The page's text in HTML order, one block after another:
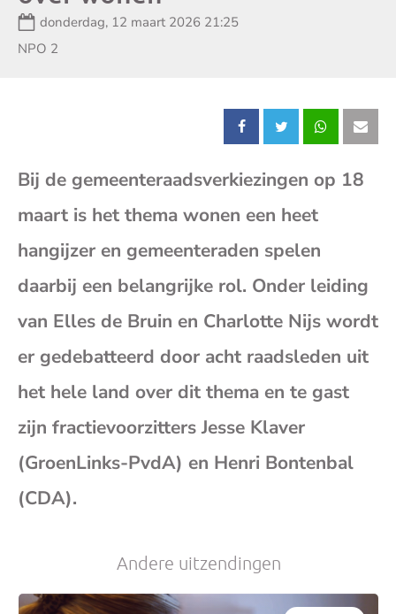
Datum:
donderdag, 12 maart 2026 21:25
Zender:
NPO 2
Deel
dit
op
Facebook
Deel
dit
op
X
Deel
dit
op op
E-
Bij de gemeenteraadsverkiezingen op 18
maart is het thema wonen een heet
hangijzer en gemeenteraden spelen
daarbij een belangrijke rol. Onder leiding
van Elles de Bruin en Charlotte Nijs wordt
er gedebatteerd door acht raadsleden uit
het hele land over dit thema en te gast
zijn fractievoorzitters Jesse Klaver
(GroenLinks-PvdA) en Henri Bontenbal
(CDA).
Andere uitzendingen